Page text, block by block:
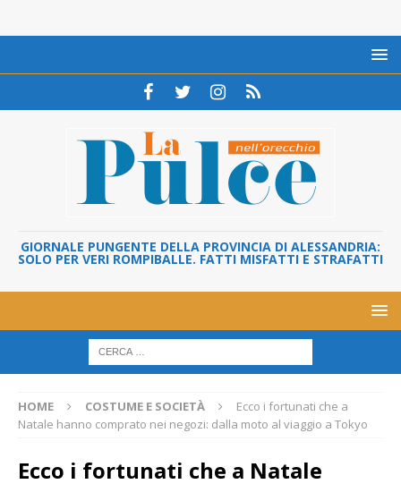
GIORNALE PUNGENTE DELLA PROVINCIA DI ALESSANDRIA:
SOLO PER VERI ROMPIBALLE. FATTI MISFATTI E STRAFATTI
HOME COSTUME E SOCIETÀ
Ecco i fortunati che a
Natale hanno comprato nei negozi: dalla moto al viaggio a Tokyo
Ecco i fortunati che a Natale